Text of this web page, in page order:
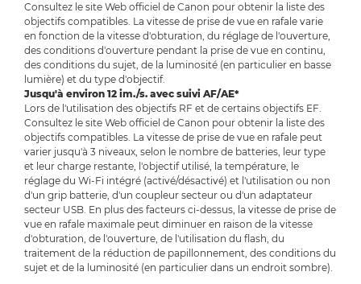
Consultez le site Web officiel de Canon pour obtenir la liste des
objectifs compatibles. La vitesse de prise de vue en rafale varie
en fonction de la vitesse d'obturation, du réglage de l'ouverture,
des conditions d'ouverture pendant la prise de vue en continu,
des conditions du sujet, de la luminosité (en particulier en basse
lumière) et du type d'objectif.
Jusqu'à environ 12 im./s. avec suivi AF/AE*
Lors de l'utilisation des objectifs RF et de certains objectifs EF.
Consultez le site Web officiel de Canon pour obtenir la liste des
objectifs compatibles. La vitesse de prise de vue en rafale peut
varier jusqu'à 3 niveaux, selon le nombre de batteries, leur type
et leur charge restante, l'objectif utilisé, la température, le
réglage du Wi-Fi intégré (activé/désactivé) et l'utilisation ou non
d'un grip batterie, d'un coupleur secteur ou d'un adaptateur
secteur USB. En plus des facteurs ci-dessus, la vitesse de prise de
vue en rafale maximale peut diminuer en raison de la vitesse
d'obturation, de l'ouverture, de l'utilisation du flash, du
traitement de la réduction de papillonnement, des conditions du
sujet et de la luminosité (en particulier dans un endroit sombre).